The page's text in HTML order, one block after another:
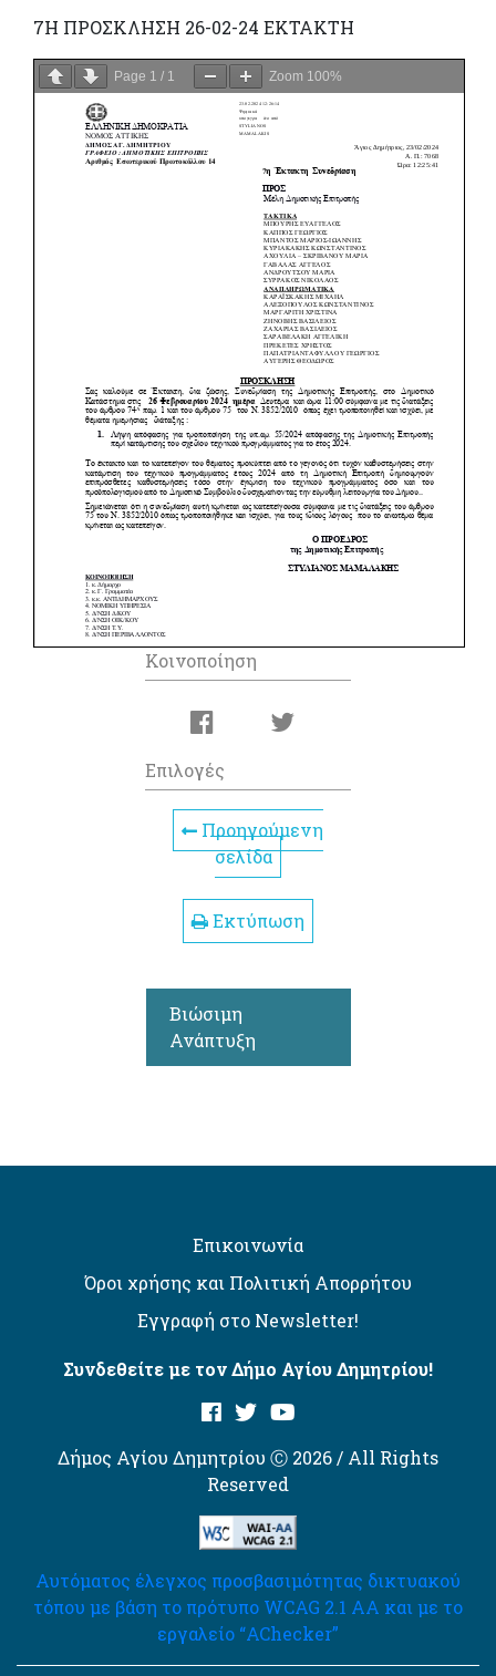
7H ΠΡΟΣΚΛΗΣΗ 26-02-24 ΕΚΤΑΚΤΗ
Page 1 / 1 Zoom 100%
Κοινοποίηση
Επιλογές
Προηγούμενη
σελίδα
Εκτύπωση
Βιώσιμη
Ανάπτυξη
Επικοινωνία
Όροι χρήσης και Πολιτική Απορρήτου
Εγγραφή στο Newsletter!
Συνδεθείτε με τον Δήμο Αγίου Δημητρίου!
Δήμος Αγίου Δημητρίου Ⓒ 2026 / All Rights
Reserved
Αυτόματος έλεγχος προσβασιμότητας δικτυακού
τόπου με βάση το πρότυπο WCAG 2.1 AA και με το
εργαλείο “AChecker”